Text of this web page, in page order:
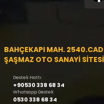
BAHÇEKAPI MAH.
ŞAŞMAZ OTO SANAYİ SİTESİ
Destek Hattı
+90530 338 68 34
Whatsapp Destek
0530 338 68 34